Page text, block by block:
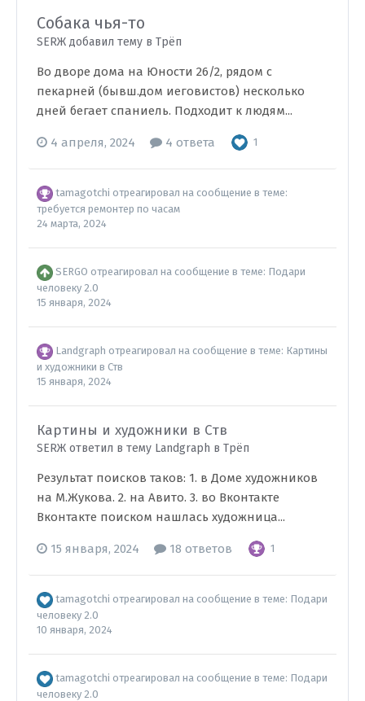
Собака чья-то
SERЖ добавил тему в Трёп
Во дворе дома на Юности 26/2, рядом с
пекарней (бывш.дом иеговистов) несколько
дней бегает спаниель. Подходит к людям...
4 апреля, 2024 4 ответа 1
tamagotchi отреагировал на сообщение в теме:
требуется ремонтер по часам
24 марта, 2024
SERGO отреагировал на сообщение в теме: Подари
человеку 2.0
15 января, 2024
Landgraph отреагировал на сообщение в теме: Картины
и художники в Ств
15 января, 2024
Картины и художники в Ств
SERЖ ответил в тему Landgraph в Трёп
Результат поисков таков: 1. в Доме художников
на М.Жукова. 2. на Авито. 3. во Вконтакте
Вконтакте поиском нашлась художница...
15 января, 2024 18 ответов 1
tamagotchi отреагировал на сообщение в теме: Подари
человеку 2.0
10 января, 2024
tamagotchi отреагировал на сообщение в теме: Подари
человеку 2.0